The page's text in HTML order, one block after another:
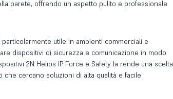
parete, offrendo un aspetto pulito e professionale
particolarmente utile in ambienti commerciali e
dispositivi di sicurezza e comunicazione in modo
2N Helios IP Force e Safety la rende una scelta
cercano soluzioni di alta qualità e facile